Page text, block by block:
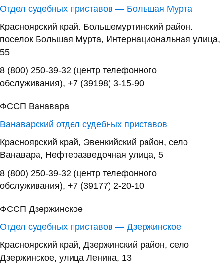
Отдел судебных приставов — Большая Мурта
Красноярский край, Большемуртинский район,
поселок Большая Мурта, Интернациональная улица,
55
8 (800) 250-39-32 (центр телефонного
обслуживания), +7 (39198) 3-15-90
ФССП Ванавара
Ванаварский отдел судебных приставов
Красноярский край, Эвенкийский район, село
Ванавара, Нефтеразведочная улица, 5
8 (800) 250-39-32 (центр телефонного
обслуживания), +7 (39177) 2-20-10
ФССП Дзержинское
Отдел судебных приставов — Дзержинское
Красноярский край, Дзержинский район, село
Дзержинское, улица Ленина, 13